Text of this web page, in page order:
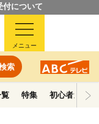
付について
索
メニュー
覧 特集 初心者ガイド